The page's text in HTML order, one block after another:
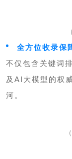
全方位收录保
不仅包含关键词
及AI大模型的权
河。
（